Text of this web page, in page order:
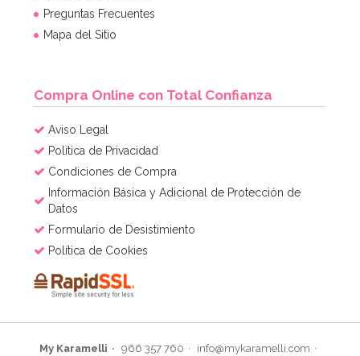
Preguntas Frecuentes
Mapa del Sitio
Compra Online con Total Confianza
Aviso Legal
Política de Privacidad
Condiciones de Compra
Información Básica y Adicional de Protección de
Datos
Formulario de Desistimiento
Política de Cookies
My Karamelli 966 357 760
info@mykaramelli.com